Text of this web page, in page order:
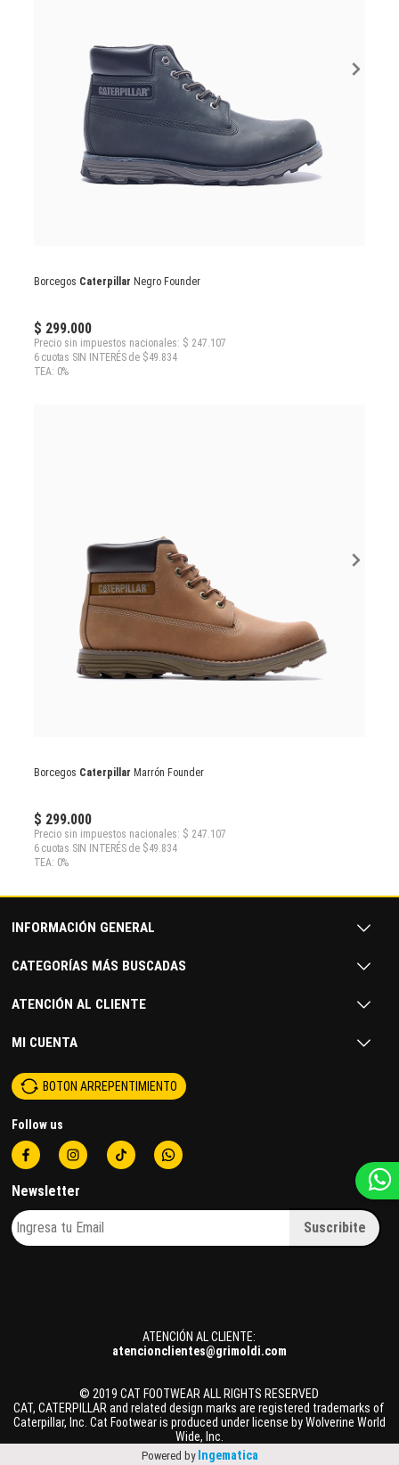
Borcegos Caterpillar Negro Founder
$ 299.000
Precio sin impuestos nacionales: $ 247.107
6 cuotas SIN INTERÉS de $49.834
TEA: 0%
Borcegos Caterpillar Marrón Founder
$ 299.000
Precio sin impuestos nacionales: $ 247.107
6 cuotas SIN INTERÉS de $49.834
TEA: 0%
« 1 »
INFORMACIÓN GENERAL
CATEGORÍAS MÁS BUSCADAS
ATENCIÓN AL CLIENTE
MI CUENTA
ATENCIÓN AL CLIENTE:
atencionclientes@grimoldi.com
© 2019 CAT FOOTWEAR ALL RIGHTS RESERVED
CAT, CATERPILLAR and related design marks are registered trademarks of
Caterpillar, Inc. Cat Footwear is produced under license by Wolverine World
Wide, Inc.
BOTON ARREPENTIMIENTO
Follow us
Newsletter
Powered by Ingematica